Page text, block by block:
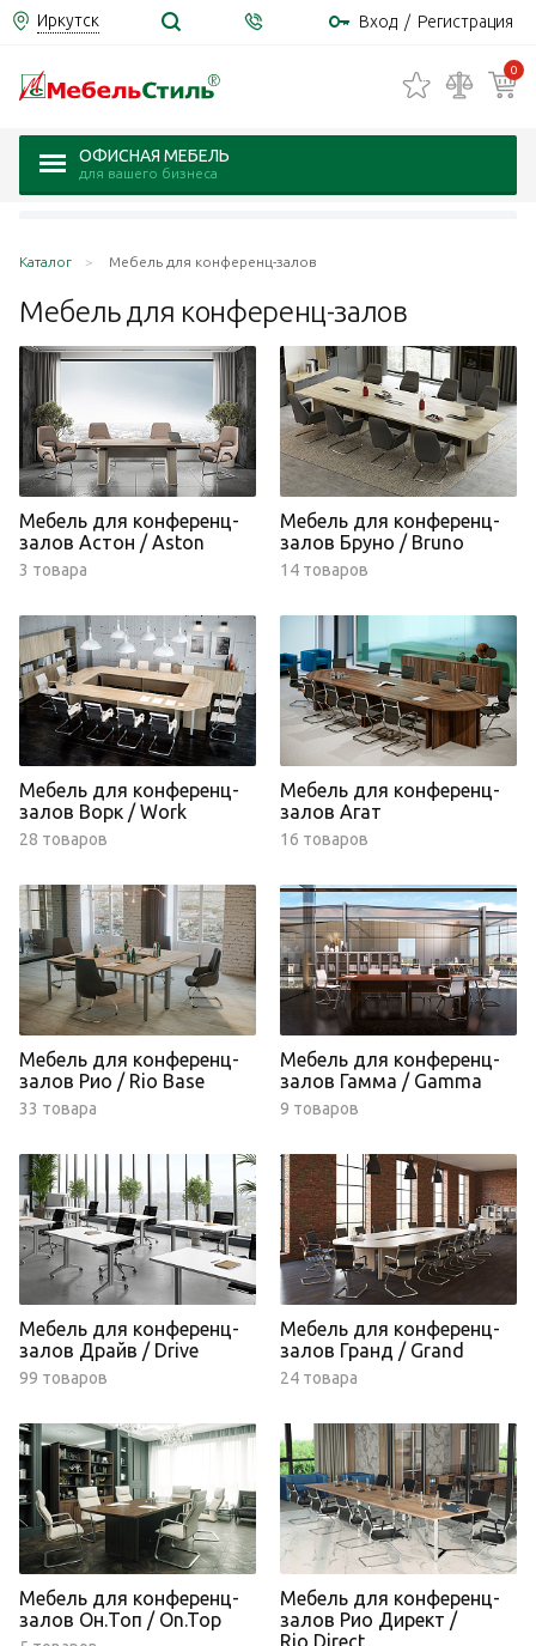
Иркутск Вход / Регистрация
0
ОФИСНАЯ МЕБЕЛЬ
для вашего бизнеса
Каталог Мебель для конференц-залов
Мебель для конференц-залов
Мебель для конференц-
залов Астон / Aston
3 товара
Мебель для конференц-
залов Бруно / Bruno
14 товаров
Мебель для конференц-
залов Ворк / Work
28 товаров
Мебель для конференц-
залов Агат
16 товаров
Мебель для конференц-
залов Рио / Rio Base
33 товара
Мебель для конференц-
залов Гамма / Gamma
9 товаров
Мебель для конференц-
залов Драйв / Drive
99 товаров
Мебель для конференц-
залов Гранд / Grand
24 товара
Мебель для конференц-
залов Он.Топ / On.Top
Мебель для конференц-
залов Рио Директ /
Rio Direct